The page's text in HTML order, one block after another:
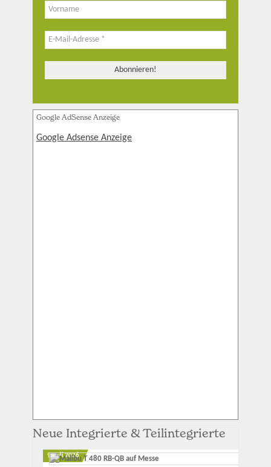
Google AdSense Anzeige
Google Adsense Anzeige
Neue Integrierte & Teilintegrierte
9. Juli 2026